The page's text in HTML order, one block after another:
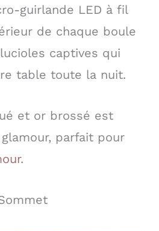
guirlande LED à fil
de chaque boule
captives qui
table toute la nuit.
et or brossé est
parfait pour
.